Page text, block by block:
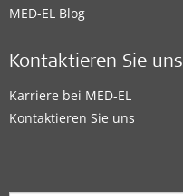
MED-EL Blog
Kontaktieren Sie uns
Karriere bei MED-EL
Kontaktieren Sie uns